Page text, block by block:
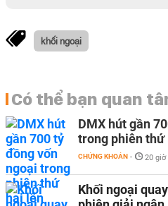
khối ngoại
Có thể bạn quan
DMX hút gần
trong phiên thứ
CHỨNG KHOÁN - 20
Khối ngoại